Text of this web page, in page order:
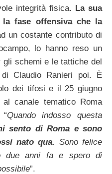
integrità fisica. La sua
fase offensiva che la
un costante contributo di
lo hanno reso un
gli schemi e le tattiche del
Claudio Ranieri poi. È
dei tifosi e il 25 giugno
al canale tematico Roma
Quando indosso questa
sento di Roma e sono
nato qua. Sono felice
due anni fa e spero di
”.